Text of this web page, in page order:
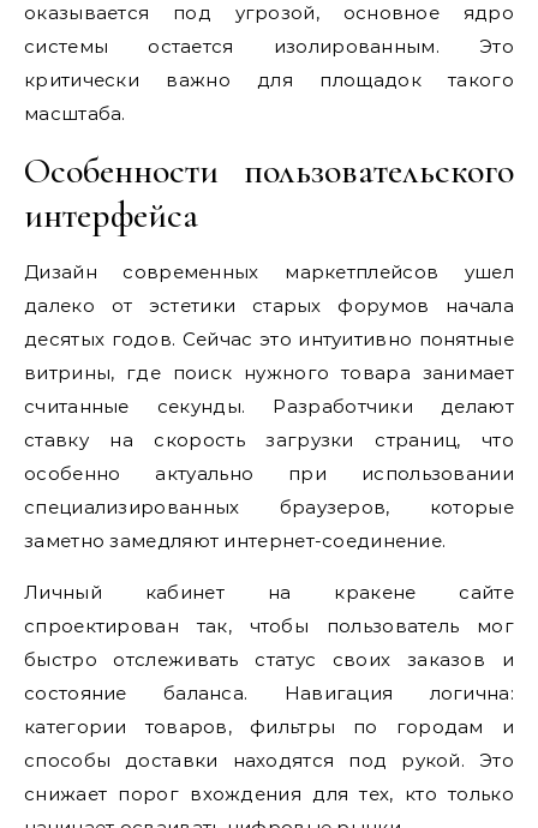
оказывается под угрозой, основное ядро
системы остается изолированным. Это
критически важно для площадок такого
масштаба.
Особенности пользовательского
интерфейса
Дизайн современных маркетплейсов ушел
далеко от эстетики старых форумов начала
десятых годов. Сейчас это интуитивно понятные
витрины, где поиск нужного товара занимает
считанные секунды. Разработчики делают
ставку на скорость загрузки страниц, что
особенно актуально при использовании
специализированных браузеров, которые
заметно замедляют интернет-соединение.
Личный кабинет на кракене сайте
спроектирован так, чтобы пользователь мог
быстро отслеживать статус своих заказов и
состояние баланса. Навигация логична:
категории товаров, фильтры по городам и
способы доставки находятся под рукой. Это
снижает порог вхождения для тех, кто только